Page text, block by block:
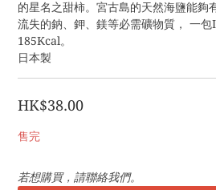
的星名之甜柿。宮古島的天然海鹽能夠
流失的鈉、鉀、鎂等必需礦物質， 一
185Kcal。
日本製
HK$38.00
售完
若想購買，請聯絡我們。